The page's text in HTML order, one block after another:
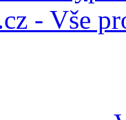
- Vše